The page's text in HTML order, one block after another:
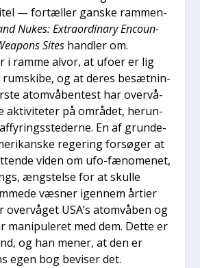
— for­tæl­ler gan­ske ram­men­
Nukes: Extra­or­di­nary Enco­un­
Siteshand­ler om.
i ram­me alvor, at ufo­er er lig
rum­ski­be, og at deres besæt­nin­
atom­vå­ben­test har over­vå­
akti­vi­te­ter på områ­det, her­un­
En af grun­de­
rege­ring for­sø­ger at
viden om ufo-fæno­me­net,
æng­stel­se for at skul­le
væs­ner igen­nem årti­er
over­vå­get USA’s atom­vå­ben og
mani­p­u­le­ret med dem. Det­te er
og han mener, at den er
egen bog bevi­ser det.